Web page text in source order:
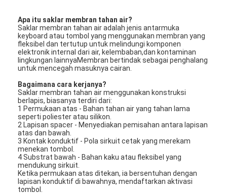
Apa itu saklar membran tahan air?
Saklar membran tahan air adalah jenis antarmuka
keyboard atau tombol yang menggunakan membran yang
fleksibel dan tertutup untuk melindungi komponen
elektronik internal dari air, kelembaban,dan kontaminan
lingkungan lainnyaMembran bertindak sebagai penghalang
untuk mencegah masuknya cairan.
Bagaimana cara kerjanya?
Saklar membran tahan air menggunakan konstruksi
berlapis, biasanya terdiri dari:
1 Permukaan atas - Bahan tahan air yang tahan lama
seperti poliester atau silikon.
2 Lapisan spacer - Menyediakan pemisahan antara lapisan
atas dan bawah.
3 Kontak konduktif - Pola sirkuit cetak yang merekam
menekan tombol.
4 Substrat bawah - Bahan kaku atau fleksibel yang
mendukung sirkuit.
Ketika permukaan atas ditekan, ia bersentuhan dengan
lapisan konduktif di bawahnya, mendaftarkan aktivasi
tombol.